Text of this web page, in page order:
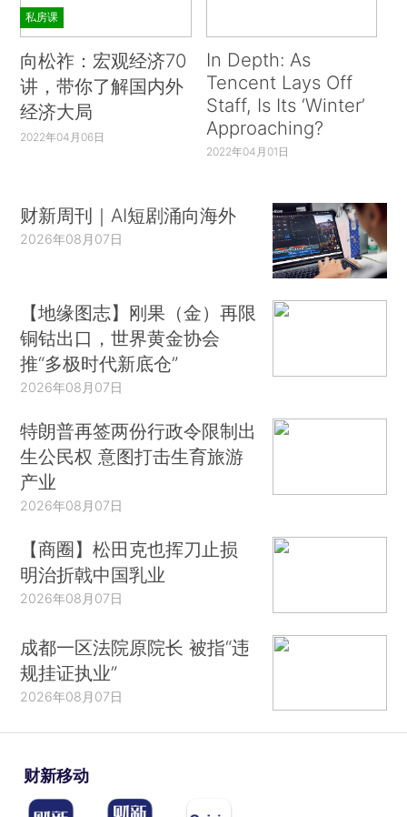
私房课
向松祚：宏观经济70
讲，带你了解国内外
经济大局
2022年04月06日
In Depth: As
Tencent Lays Off
Staff, Is Its ‘Winter’
Approaching?
2022年04月01日
财新周刊｜AI短剧涌向海外
2026年08月07日
【地缘图志】刚果（金）再限
铜钴出口，世界黄金协会
推“多极时代新底仓”
2026年08月07日
特朗普再签两份行政令限制出
生公民权 意图打击生育旅游
产业
2026年08月07日
【商圈】松田克也挥刀止损
明治折戟中国乳业
2026年08月07日
成都一区法院原院长 被指“违
规挂证执业”
2026年08月07日
财新移动